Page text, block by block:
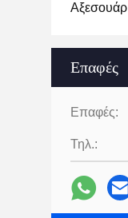
Αξεσουάρ
Επαφές
Επαφές:
Τηλ.: